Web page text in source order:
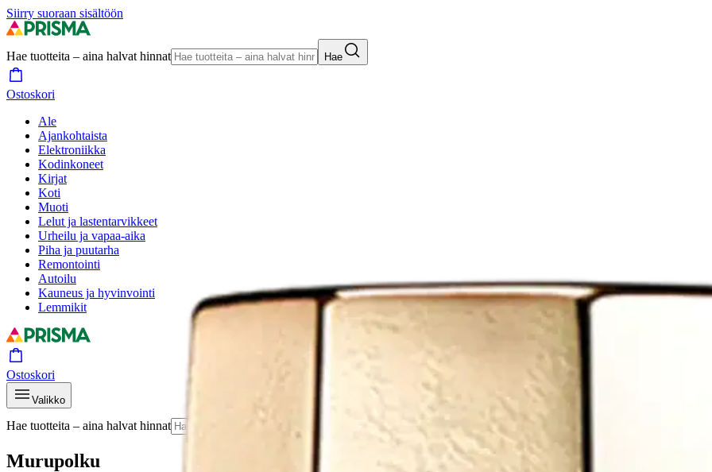
Siirry suoraan sisältöön
Hae tuotteita – aina halvat hinnat Hae
Ostoskori
Ale
Ajankohtaista
Elektroniikka
Kodinkoneet
Kirjat
Koti
Muoti
Lelut ja lastentarvikkeet
Urheilu ja vapaa-aika
Piha ja puutarha
Remontointi
Autoilu
Kauneus ja hyvinvointi
Lemmikit
Ostoskori
Valikko
Hae tuotteita – aina halvat hinnat
Murupolku